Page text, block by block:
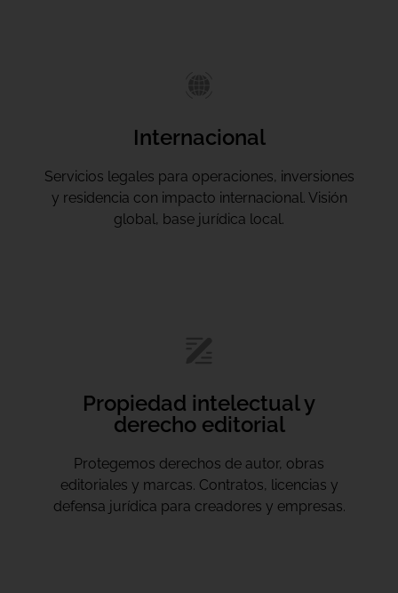
Internacional
Servicios legales para operaciones, inversiones
y residencia con impacto internacional. Visión
global, base jurídica local.
Propiedad intelectual y
derecho editorial
Protegemos derechos de autor, obras
editoriales y marcas. Contratos, licencias y
defensa jurídica para creadores y empresas.